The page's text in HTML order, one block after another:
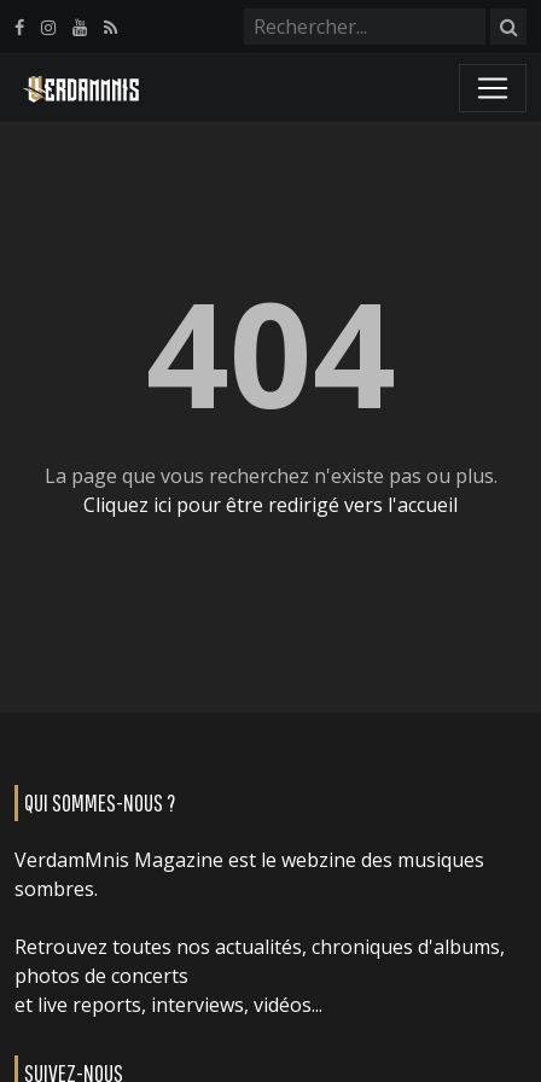
404
La page que vous recherchez n'existe pas ou plus.
Cliquez ici pour être redirigé vers l'accueil
QUI SOMMES-NOUS ?
VerdamMnis Magazine est le webzine des musiques
sombres.
Retrouvez toutes nos actualités, chroniques d'albums,
photos de concerts
et live reports, interviews, vidéos...
SUIVEZ-NOUS
Panneau de gestion des cookies